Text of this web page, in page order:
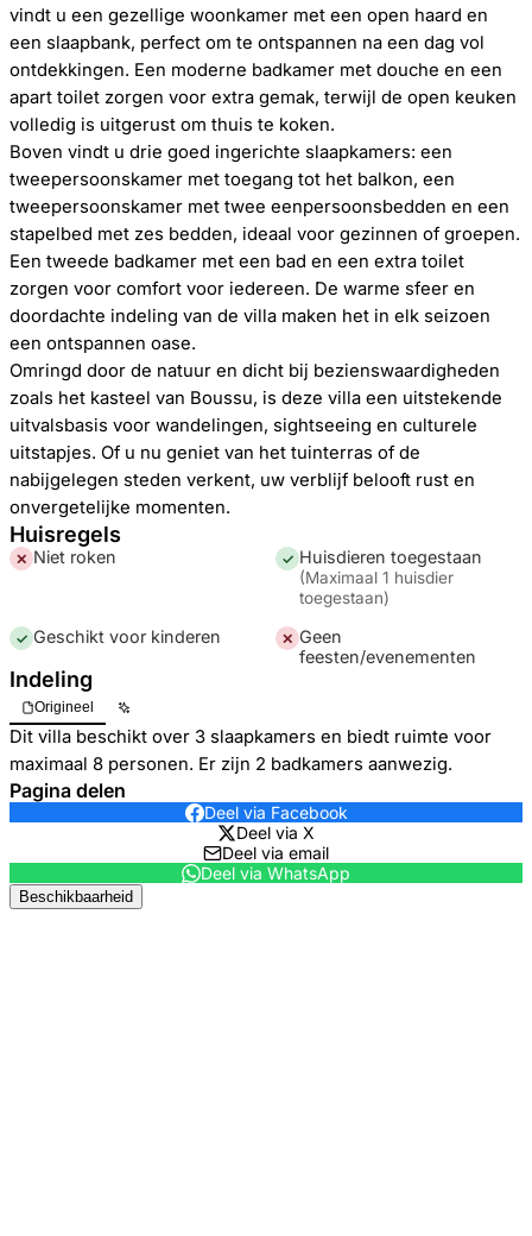
vindt u een gezellige woonkamer met een open haard en
een slaapbank, perfect om te ontspannen na een dag vol
ontdekkingen. Een moderne badkamer met douche en een
apart toilet zorgen voor extra gemak, terwijl de open keuken
volledig is uitgerust om thuis te koken.
Boven vindt u drie goed ingerichte slaapkamers: een
tweepersoonskamer met toegang tot het balkon, een
tweepersoonskamer met twee eenpersoonsbedden en een
stapelbed met zes bedden, ideaal voor gezinnen of groepen.
Een tweede badkamer met een bad en een extra toilet
zorgen voor comfort voor iedereen. De warme sfeer en
doordachte indeling van de villa maken het in elk seizoen
een ontspannen oase.
Omringd door de natuur en dicht bij bezienswaardigheden
zoals het kasteel van Boussu, is deze villa een uitstekende
uitvalsbasis voor wandelingen, sightseeing en culturele
uitstapjes. Of u nu geniet van het tuinterras of de
nabijgelegen steden verkent, uw verblijf belooft rust en
onvergetelijke momenten.
Huisregels
✕ Niet roken ✓ Huisdieren toegestaan
(Maximaal 1 huisdier
toegestaan)
✓ Geschikt voor kinderen ✕ Geen
feesten/evenementen
Indeling
Origineel
Dit villa beschikt over 3 slaapkamers en biedt ruimte voor
maximaal 8 personen. Er zijn 2 badkamers aanwezig.
Pagina delen
Deel via Facebook
Deel via X
Deel via email
Deel via WhatsApp
Beschikbaarheid